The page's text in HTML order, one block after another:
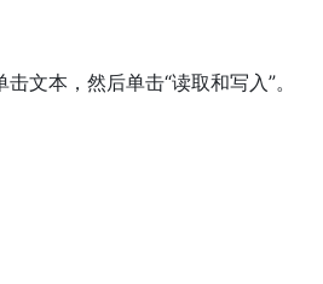
文本，然后单击“读取和写入”。